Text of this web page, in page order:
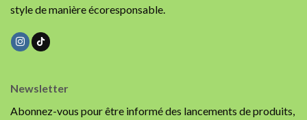
style de manière écoresponsable.
Newsletter
Abonnez-vous pour être informé des lancements de produits,